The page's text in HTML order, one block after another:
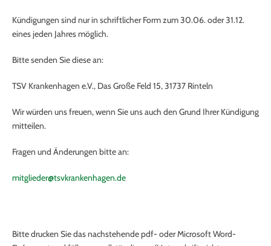
Kündigungen sind nur in schriftlicher Form zum 30.06. oder 31.12.
eines jeden Jahres möglich.
Bitte senden Sie diese an:
TSV Krankenhagen e.V., Das Große Feld 15, 31737 Rinteln
Wir würden uns freuen, wenn Sie uns auch den Grund Ihrer Kündigung
mitteilen.
Fragen und Änderungen bitte an:
mitglieder@tsvkrankenhagen.de
Bitte drucken Sie das nachstehende pdf- oder Microsoft Word-